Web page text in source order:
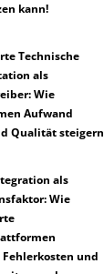
kann!
Technische
als
Wie
Aufwand
Qualität steigern
als
Wie
und